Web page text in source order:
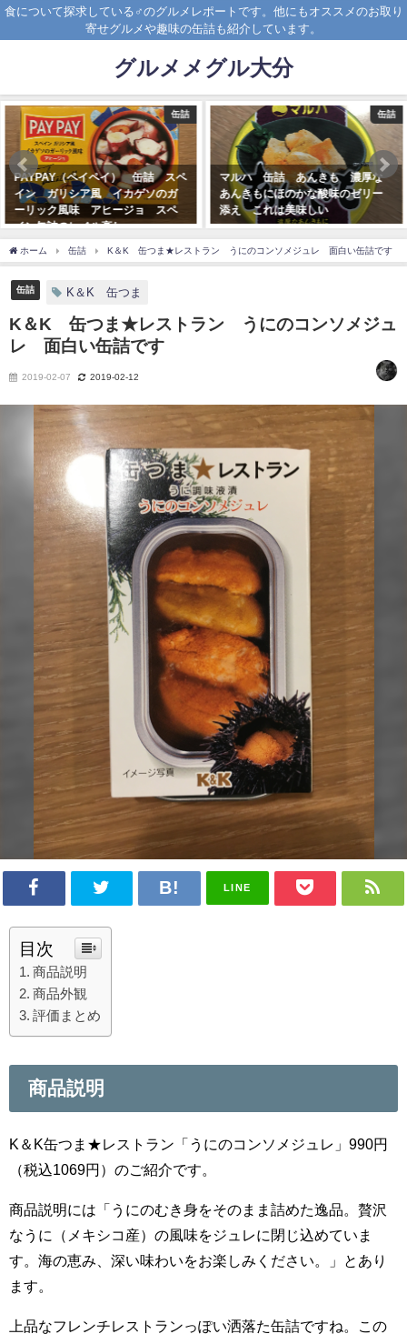
食について探求している♂のグルメレポートです。他にもオススメのお取り
寄せグルメや趣味の缶詰も紹介しています。
グルメメグル大分
缶詰
マルハ 缶詰 あんきも 濃厚な
あんきもにほのかな酸味のゼリー
添え これは美味しい
缶詰
だしまき 缶詰 CBHAND MADE
CANNEDFOOD 料理屋の味
2019-03-12
ホーム 缶詰 K＆K 缶つま★レストラン うにのコンソメジュレ 面白い缶詰です
缶詰 K＆K 缶つま
K＆K 缶つま★レストラン うにのコンソメジュ
レ 面白い缶詰です
2019-02-07 2019-02-12
LINE
目次
商品説明
商品外観
評価まとめ
商品説明
K＆K缶つま★レストラン「うにのコンソメジュレ」990円
（税込1069円）のご紹介です。
商品説明には「うにのむき身をそのまま詰めた逸品。贅沢
なうに（メキシコ産）の風味をジュレに閉じ込めていま
す。海の恵み、深い味わいをお楽しみください。」とあり
ます。
上品なフレンチレストランっぽい洒落た缶詰ですね。この